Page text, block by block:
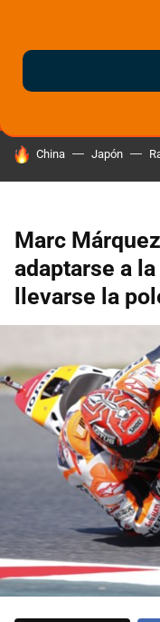
MENÚ
HOY SE HABLA DE
China Japón
Marc
adaptarse a
llevarse la